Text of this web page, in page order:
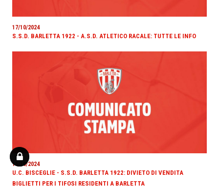
17/10/2024
S.S.D. BARLETTA 1922 - A.S.D. ATLETICO RACALE: TUTTE LE INFO
15/10/2024
U.C. BISCEGLIE - S.S.D. BARLETTA 1922: DIVIETO DI VENDITA
BIGLIETTI PER I TIFOSI RESIDENTI A BARLETTA